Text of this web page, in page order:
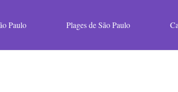
Paulo Plages de São Paulo